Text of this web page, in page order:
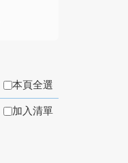
本頁全選
加入清單